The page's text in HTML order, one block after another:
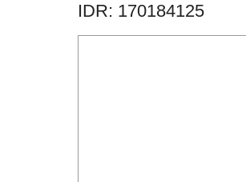
IDR: 170184125